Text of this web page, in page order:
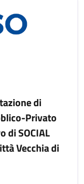
di
Privato
di SOCIAL
Vecchia di